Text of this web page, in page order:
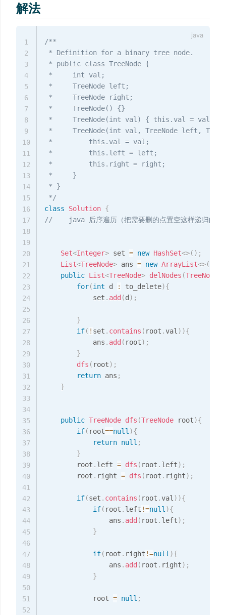
解法
/**
* Definition for a binary tree node.
* public class TreeNode {
*     int val;
*     TreeNode left;
*     TreeNode right;
*     TreeNode() {}
*     TreeNode(int val) { this.val = val; }
*     TreeNode(int val, TreeNode left,
*         this.val = val;
*         this.left = left;
*         this.right = right;
*     }
* }
*/
class
Solution {
//    java 后序遍历（把需要删的点置空这样递归的时
Set<Integer> set = new HashSet<>( ) ;
List<TreeNode> ans = new ArrayList<>(
public List<TreeNode> delNodes (TreeNode
for(int d : to_delete){
            set
. add (d ) ;
}
if( ! set . contains ( root .val) ){
            ans
. add ( root) ;
}
dfs ( root) ;
return ans ;
}
public TreeNode dfs (TreeNode root){
if( root==null){
return null ;
}
        root
. left = dfs ( root . left) ;
        root
. right = dfs ( root . right) ;
if(set . contains ( root .val) ){
if( root . left !=null){
                ans
. add ( root . left) ;
}
if( root . right !=null){
                ans
. add ( root . right) ;
}
            root
= null ;
1
2
3
4
5
6
7
8
9
10
11
12
13
14
15
16
17
18
19
20
21
22
23
24
25
26
27
28
29
30
31
32
33
34
35
36
37
38
39
40
41
42
43
44
45
46
47
48
49
50
51
52